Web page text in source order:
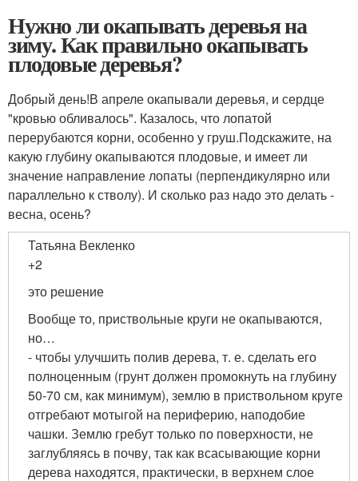
Нужно ли окапывать деревья на
зиму. Как правильно окапывать
плодовые деревья?
Добрый день!В апреле окапывали деревья, и сердце
"кровью обливалось". Казалось, что лопатой
перерубаются корни, особенно у груш.Подскажите, на
какую глубину окапываются плодовые, и имеет ли
значение направление лопаты (перпендикулярно или
параллельно к стволу). И сколько раз надо это делать -
весна, осень?
Татьяна Векленко
+2
это решение
Вообще то, приствольные круги не окапываются,
но…
- чтобы улучшить полив дерева, т. е. сделать его
полноценным (грунт должен промокнуть на глубину
50-70 см, как минимум), землю в приствольном круге
отгребают мотыгой на периферию, наподобие
чашки. Землю гребут только по поверхности, не
заглубляясь в почву, так как всасывающие корни
дерева находятся, практически, в верхнем слое